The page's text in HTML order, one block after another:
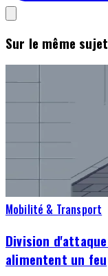
Sur le même sujet
Mobilité & Transport
Division
alimentent un feu